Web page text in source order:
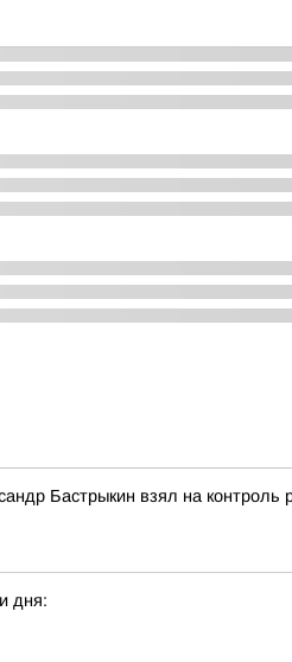
Бастрыкин взял на
дня: